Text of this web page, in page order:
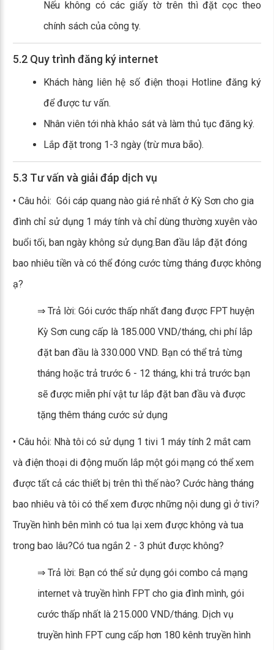
Nếu không có các giấy tờ trên thì đặt cọc theo
chính sách của công ty.
5.2 Quy trình đăng ký internet
Khách hàng liên hệ số điện thoại Hotline đăng ký
để được tư vấn.
Nhân viên tới nhà khảo sát và làm thủ tục đăng ký.
Lắp đặt trong 1-3 ngày (trừ mưa bão).
5.3 Tư vấn và giải đáp dịch vụ
• Câu hỏi: Gói cáp quang nào giá rẻ nhất ở Kỳ Sơn cho gia
đình chỉ sử dụng 1 máy tính và chỉ dùng thường xuyên vào
buổi tối, ban ngày không sử dụng.Ban đầu lắp đặt đóng
bao nhiêu tiền và có thể đóng cước từng tháng được không
ạ?
⇒ Trả lời: Gói cước thấp nhất đang được FPT huyện
Kỳ Sơn cung cấp là 185.000 VND/tháng, chi phí lắp
đặt ban đầu là 330.000 VND. Bạn có thể trả từng
tháng hoặc trả trước 6 - 12 tháng, khi trả trước bạn
sẽ được miễn phí vật tư lắp đặt ban đầu và được
tặng thêm tháng cước sử dụng
• Câu hỏi: Nhà tôi có sử dụng 1 tivi 1 máy tính 2 mắt cam
và điện thoại di động muốn lắp một gói mạng có thể xem
được tất cả các thiết bị trên thì thế nào? Cước hàng tháng
bao nhiêu và tôi có thể xem được những nội dung gì ở tivi?
Truyền hình bên mình có tua lại xem được không và tua
trong bao lâu?Có tua ngắn 2 - 3 phút được không?
⇒ Trả lời: Bạn có thể sử dụng gói combo cả mạng
internet và truyền hình FPT cho gia đình mình, gói
cước thấp nhất là 215.000 VND/tháng. Dịch vụ
truyền hình FPT cung cấp hơn 180 kênh truyền hình